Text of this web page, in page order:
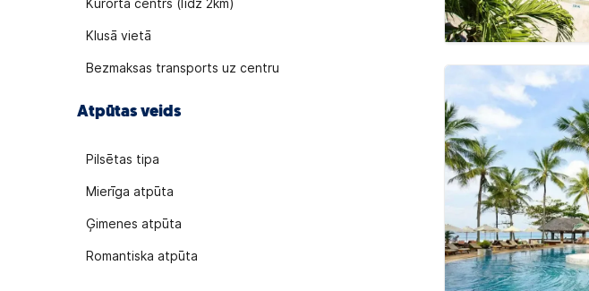
Kūrorta centrs (līdz 2km)
Klusā vietā
Bezmaksas transports uz centru
Atpūtas veids
Pilsētas tipa
Mierīga atpūta
Ģimenes atpūta
Romantiska atpūta